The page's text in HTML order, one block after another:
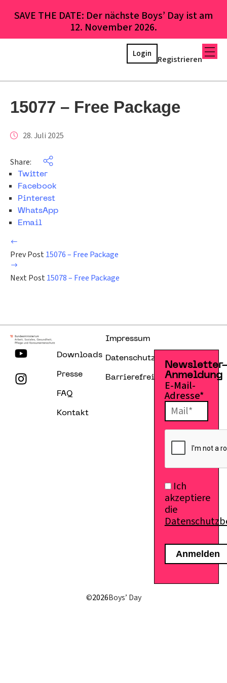
SAVE THE DATE: Der nächste Boys’ Day ist am
12. November 2026.
Registrieren
Login
15077 – Free Package
28. Juli 2025
Share:
Twitter
Facebook
Pinterest
WhatsApp
Email
Prev Post 15076 – Free Package
Next Post 15078 – Free Package
Downloads
Presse
FAQ
Kontakt
Impressum
Datenschutzerklärung
Barrierefreiheitserklärung
Anmeldung
E-Mail-
Adresse*
Ich
akzeptiere
die
©2026Boys’ Day